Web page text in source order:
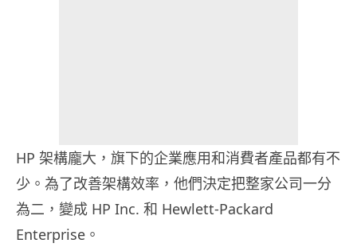
HP 架構龐大，旗下的企業應用和消費者產品都有不
少。為了改善架構效率，他們決定把整家公司一分
為二，變成 HP Inc. 和 Hewlett-Packard
Enterprise。